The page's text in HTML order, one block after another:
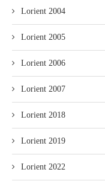
Lorient 2004
Lorient 2005
Lorient 2006
Lorient 2007
Lorient 2018
Lorient 2019
Lorient 2022